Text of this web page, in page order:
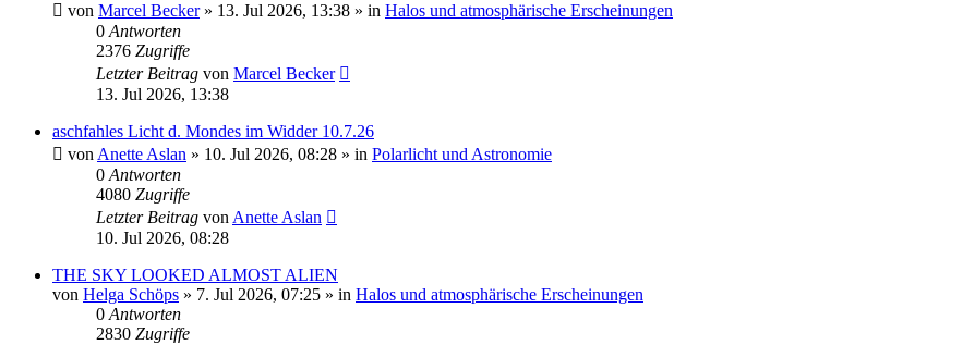
von Marcel Becker» 13. Jul 2026, 13:38 » in Halos und atmosphärische Erscheinungen
0 Antworten
2376 Zugriffe
Letzter Beitrag von Marcel Becker
13. Jul 2026, 13:38
aschfahles Licht d. Mondes im Widder 10.7.26
von Anette Aslan » 10. Jul 2026, 08:28 » in Polarlicht und Astronomie
0 Antworten
4080 Zugriffe
Letzter Beitrag von Anette Aslan
10. Jul 2026, 08:28
THE SKY LOOKED ALMOST ALIEN
von Helga Schöps » 7. Jul 2026, 07:25 » in Halos und atmosphärische Erscheinungen
0 Antworten
2830 Zugriffe